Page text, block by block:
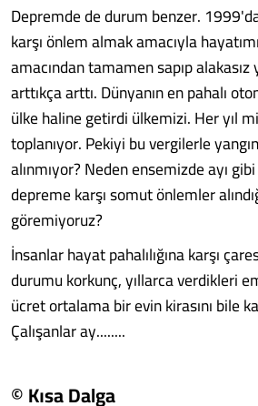
Depremde de durum benzer.
karşı önlem almak amacıyla
amacından tamamen sapıp alakasız
arttıkça arttı. Dünyanın en pahalı
ülke haline getirdi ülkemizi. Her yıl
toplanıyor. Pekiyi bu vergilerle
alınmıyor? Neden ensemizde ayı
depreme karşı somut önlemler
göremiyoruz?
İnsanlar hayat pahalılığına karşı
durumu korkunç, yıllarca verdikleri
ücret ortalama bir evin kirasını bile
Çalışanlar ay........
© Kısa Dalga